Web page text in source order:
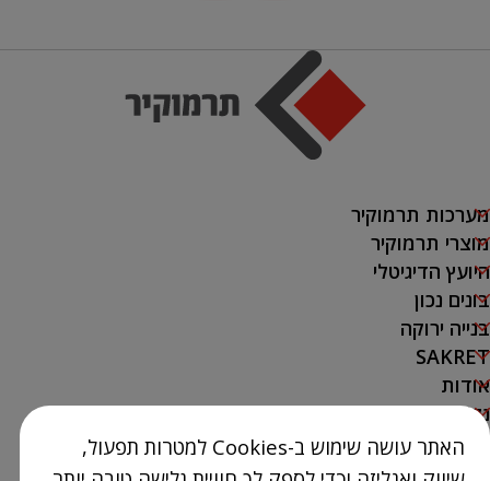
מערכות תרמוקיר
מוצרי תרמוקיר
היועץ הדיגיטלי
בונים נכון
בנייה ירוקה
SAKRET
אודות
נק' מכירה
צור קשר
האתר עושה שימוש ב-Cookies למטרות תפעול,